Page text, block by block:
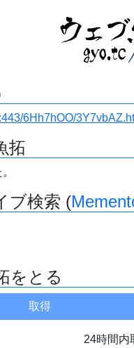
6Hh7hOO/
拓
ブ検索 (
をとる
24時間内